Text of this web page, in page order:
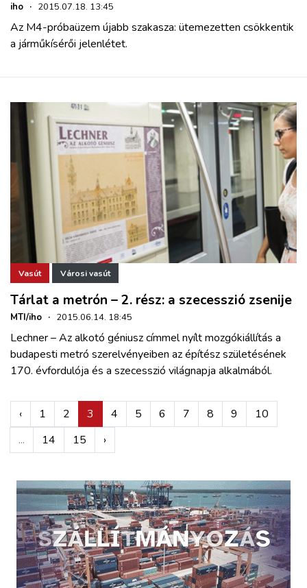
iho · 2015.07.18. 13:45
Az M4-próbaüzem újabb szakasza: ütemezetten csökkentik
a járműkísérői jelenlétet.
Vasút Városi vasút
Tárlat a metrón – 2. rész: a szecesszió zsenije
MTI/iho · 2015.06.14. 18:45
Lechner – Az alkotó géniusz címmel nyílt mozgókiállítás a
budapesti metró szerelvényeiben az építész születésének
170. évfordulója és a szecesszió világnapja alkalmából.
‹ 1 2 3 4 5 6 7 8 9
10
...
14 15 ›